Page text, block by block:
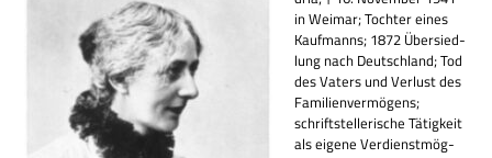
in Wei­mar; Toch­ter eines
Kauf­manns; 1872 Über­sied­
lung nach Deutsch­land; Tod
des Vaters und Ver­lust des
Fami­li­en­ver­mö­gens;
schrift­stel­le­ri­sche Tätig­keit
als eigene Ver­dienst­mög­